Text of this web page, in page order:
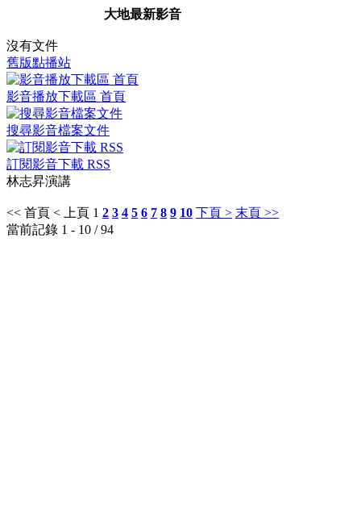
大地最新影音
沒有文件
舊版點播站
影音播放下載區 首頁
搜尋影音檔案文件
訂閱影音下載 RSS
林志昇演講
<< 首頁 < 上頁 1 2 3 4 5 6 7 8 9 10 下頁 > 末頁 >>
當前記錄 1 - 10 / 94